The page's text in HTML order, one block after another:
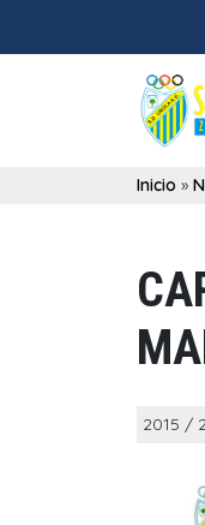
Inicio »
2015 /